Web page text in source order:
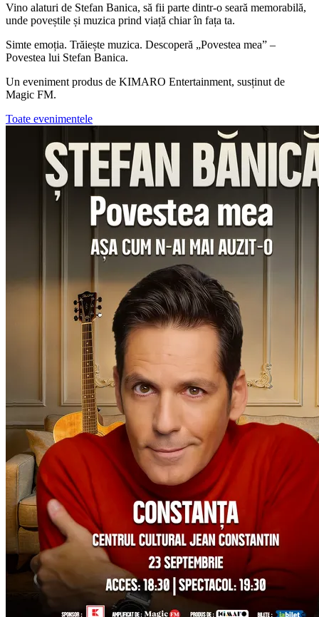
Vino alaturi de Stefan Banica, să fii parte dintr-o seară memorabilă,
unde poveștile și muzica prind viață chiar în fața ta.
Simte emoția. Trăiește muzica. Descoperă „Povestea mea” –
Povestea lui Stefan Banica.
Un eveniment produs de KIMARO Entertainment, susținut de
Magic FM.
Toate evenimentele